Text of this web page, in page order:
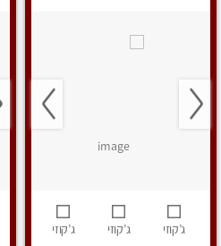
ג’קוזי ג’קוזי ג’קוזי